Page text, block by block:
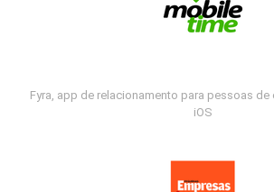
Fyra, app de relacionamento para pessoas de
iOS